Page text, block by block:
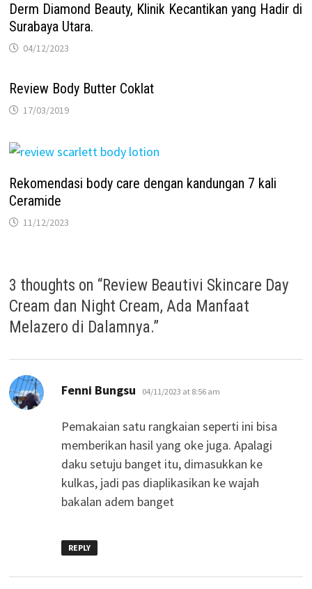
Derm Diamond Beauty, Klinik Kecantikan yang Hadir di
Surabaya Utara.
04/12/2023
Review Body Butter Coklat
17/03/2019
Rekomendasi body care dengan kandungan 7 kali
Ceramide
11/12/2023
3 thoughts on “Review Beautivi Skincare Day
Cream dan Night Cream, Ada Manfaat
Melazero di Dalamnya.”
Fenni Bungsu says:
04/11/2023 at 8:56 am
Pemakaian satu rangkaian seperti ini bisa
memberikan hasil yang oke juga. Apalagi
daku setuju banget itu, dimasukkan ke
kulkas, jadi pas diaplikasikan ke wajah
bakalan adem banget
REPLY